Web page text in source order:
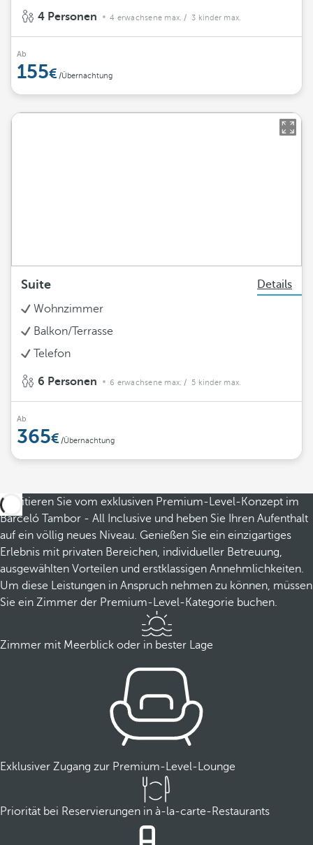
4 Personen 4 erwachsene max. / 3 kinder max.
Ab
155 /Übernachtung
Suite
Details
Wohnzimmer
Balkon/Terrasse
Telefon
6 Personen 6 erwachsene max. / 5 kinder max.
Ab
365 /Übernachtung
Profitieren Sie vom exklusiven Premium-Level-Konzept im
Barceló Tambor - All Inclusive und heben Sie Ihren Aufenthalt
auf ein völlig neues Niveau. Genießen Sie ein einzigartiges
Erlebnis mit privaten Bereichen, individueller Betreuung,
ausgewählten Vorteilen und erstklassigen Annehmlichkeiten.
Um diese Leistungen in Anspruch nehmen zu können, müssen
Sie ein Zimmer der Premium-Level-Kategorie buchen.
Zimmer mit Meerblick oder in bester Lage
Exklusiver Zugang zur Premium-Level-Lounge
Priorität bei Reservierungen in à-la-carte-Restaurants